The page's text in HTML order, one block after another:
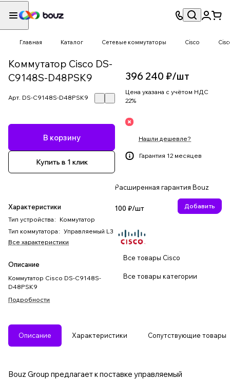
Главная Каталог Сетевые коммутаторы Cisco
Коммутатор Cisco DS-
C9148S-D48PSK9
Арт. DS-C9148S-D48PSK9
В корзину
Купить в 1 клик
Характеристики
Тип устройства : Коммутатор
Тип коммутатора : Управляемый L3
Все характеристики
Описание
Коммутатор Cisco DS-C9148S-
D48PSK9
Подробности
396 240 ₽/шт
Цена указана с учётом НДС
22%
Нашли дешевле?
Гарантия 12 месяцев
Расширенная гарантия Bouz
100 ₽/шт Добавить
Все товары Cisco
Все товары категории
Описание Характеристики Сопутствующие товары
Bouz Group предлагает к поставке управляемый